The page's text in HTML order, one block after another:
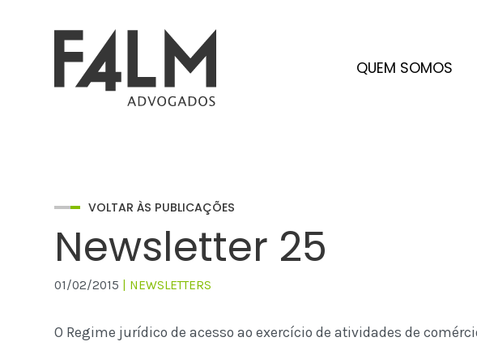
QUEM SOMOS
VOLTAR ÀS PUBLICAÇÕES
Newsletter 25
01/02/2015 | NEWSLETTERS
O Regime jurídico de acesso ao exercício de atividades de